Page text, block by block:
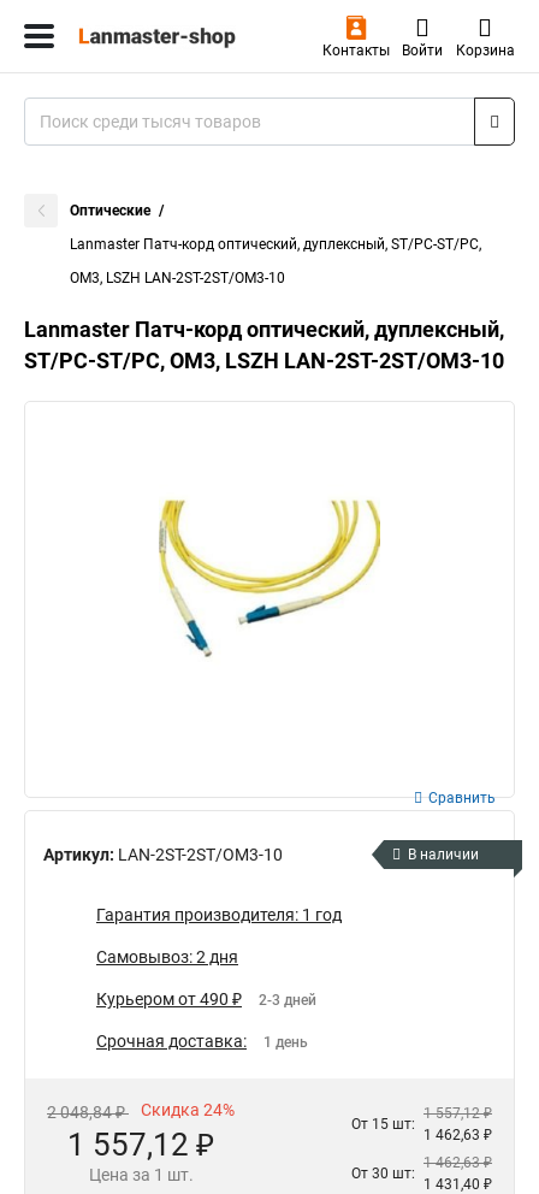
Контакты Войти Корзина
Оптические
Lanmaster Патч-корд оптический, дуплексный, ST/PC-ST/PC,
OM3, LSZH LAN-2ST-2ST/OM3-10
Lanmaster Патч-корд оптический, дуплексный,
ST/PC-ST/PC, OM3, LSZH LAN-2ST-2ST/OM3-10
Артикул: LAN-2ST-2ST/OM3-10
Сравнить
В наличии
Гарантия производителя: 1 год
Самовывоз: 2 дня
Курьером от 490 ₽ 2-3 дней
Срочная доставка: 1 день
2 048,84 ₽ Скидка 24%
1 557,12 ₽
Цена за 1 шт.
От 15 шт:
1 557,12 ₽
1 462,63 ₽
От 30 шт:
1 462,63 ₽
1 431,40 ₽